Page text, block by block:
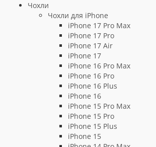
Чохли
Чохли для iPhone
iPhone 17 Pro Max
iPhone 17 Pro
iPhone 17 Air
iPhone 17
iPhone 16 Pro Max
iPhone 16 Pro
iPhone 16 Plus
iPhone 16
iPhone 15 Pro Max
iPhone 15 Pro
iPhone 15 Plus
iPhone 15